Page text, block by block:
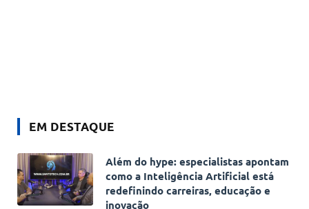
EM DESTAQUE
Além do hype: especialistas apontam
como a Inteligência Artificial está
redefinindo carreiras, educação e
inovação